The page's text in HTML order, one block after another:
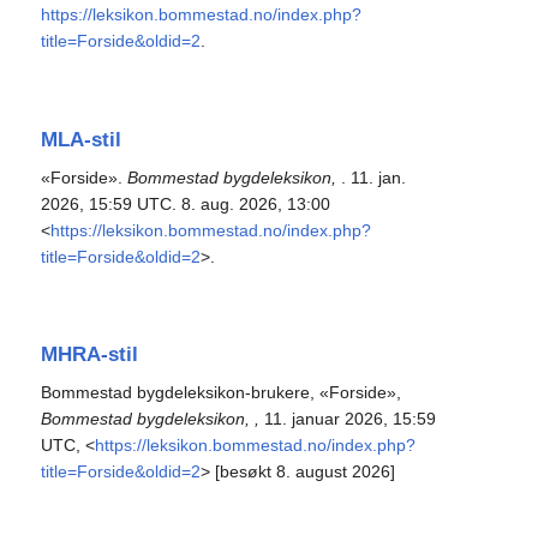
https://leksikon.bommestad.no/index.php?
title=Forside&oldid=2.
MLA-stil
«Forside». Bommestad bygdeleksikon,
. 11. jan.
2026, 15:59 UTC. 8. aug. 2026, 13:00
<https://leksikon.bommestad.no/index.php?
title=Forside&oldid=2>.
MHRA-stil
Bommestad bygdeleksikon-brukere, «Forside»,
Bommestad bygdeleksikon, ,
11. januar 2026, 15:59
UTC, <https://leksikon.bommestad.no/index.php?
title=Forside&oldid=2> [besøkt 8. august 2026]